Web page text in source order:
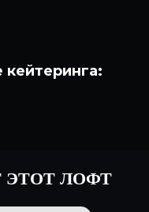
кейтеринга:
ЛОФТ